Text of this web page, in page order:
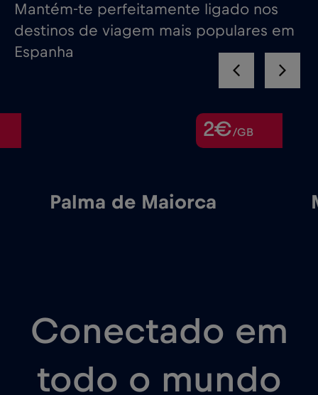
Mantém-te perfeitamente ligado nos
destinos de viagem mais populares em
Espanha
2€/GB
Palma de Maiorca
Conectado em
todo o mundo